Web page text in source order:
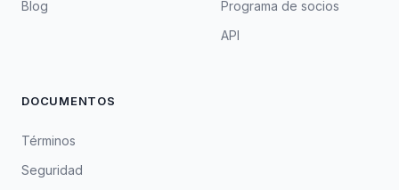
Blog
Programa de socios
API
DOCUMENTOS
Términos
Seguridad